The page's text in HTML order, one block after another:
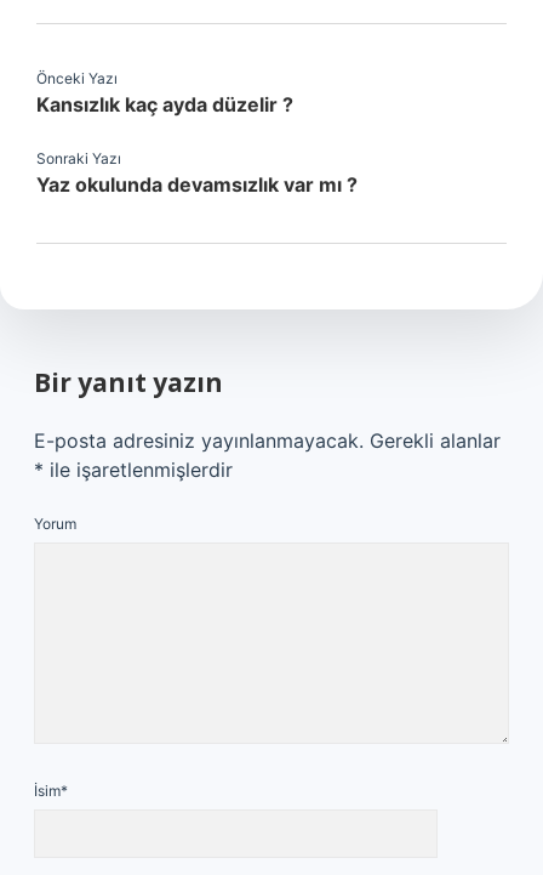
Önceki Yazı
Kansızlık kaç ayda düzelir ?
Sonraki Yazı
Yaz okulunda devamsızlık var mı ?
Bir yanıt yazın
E-posta adresiniz yayınlanmayacak. Gerekli alanlar
* ile işaretlenmişlerdir
Yorum
İsim*